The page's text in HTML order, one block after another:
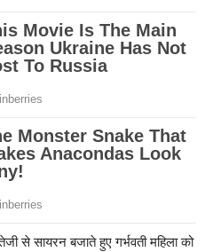
से सायरन बजाते हुए गर्भवती महिला को